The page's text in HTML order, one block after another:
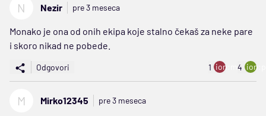
N Nezir pre 3 meseca
Monako je ona od onih ekipa koje stalno čekaš za neke pare
i skoro nikad ne pobede.
Odgovori 1 ion:minus
4
M Mirko12345 pre 3 meseca